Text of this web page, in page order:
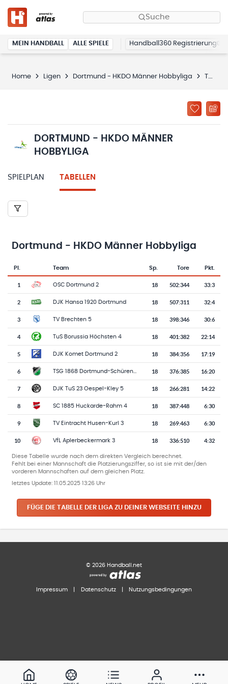
Suche
MEIN HANDBALL ALLE SPIELE Handball360 Registrierung
Home Ligen Dortmund - HKDO Männer Hobbyliga Tabellen
DORTMUND - HKDO MÄNNER
HOBBYLIGA
SPIELPLAN TABELLEN
Dortmund - HKDO Männer Hobbyliga
Pl.
Team-Logo
Team Sp. Tore Pkt.
1 OSC Dortmund 2 18 502:344 33:3
2 DJK Hansa 1920 Dortmund 18 507:311 32:4
3 TV Brechten 5 18 398:346 30:6
4 TuS Borussia Höchsten 4 18 401:382 22:14
5 DJK Komet Dortmund 2 18 384:356 17:19
6 18 376:385 16:20
7 DJK TuS 23 Oespel-Kley 5 18 266:281 14:22
8 SC 1885 Huckarde-Rahm 4 18 387:448 6:30
9 TV Eintracht Husen-Kurl 3 18 269:463 6:30
10 VfL Aplerbeckermark 3 18 336:510 4:32
Diese Tabelle wurde nach dem direkten Vergleich berechnet.
Fehlt bei einer Mannschaft die Platzierungsziffer, so ist sie mit der/den
vorderen Mannschaften auf dem gleichen Platz.
letztes Update: 11.05.2025 13:26 Uhr
FÜGE DIE TABELLE DER LIGA ZU DEINER WEBSEITE HINZU
© 2026 Handball.net
Impressum Datenschutz Nutzungsbedingungen